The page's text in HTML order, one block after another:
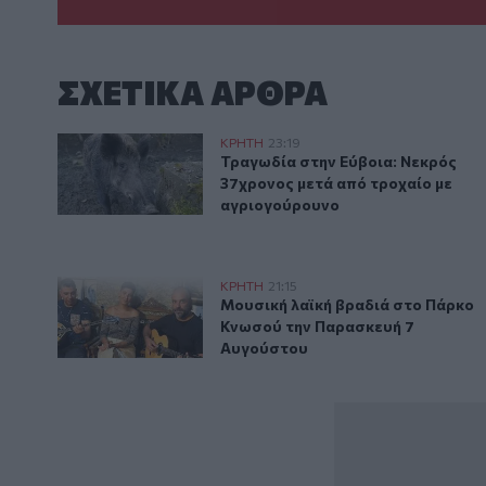
ΣΧΕΤΙΚA AΡΘΡΑ
Τραγωδία στην Εύβοια: Νεκρός 37χρονος μετά από
ΚΡΗΤΗ 23:19
Τραγωδία στην Εύβοια: Νεκρός
Τραγωδία στην Εύβοια: Νεκρός
37χρονος μετά από τροχαίο με
αγριογούρουνο
Μουσική λαϊκή βραδιά στο Πάρκο Κνωσού την
ΚΡΗΤΗ 21:15
Μουσική λαϊκή βραδιά στο
Μουσική λαϊκή βραδιά στο Πάρκο
Κνωσού την Παρασκευή 7
Αυγούστου